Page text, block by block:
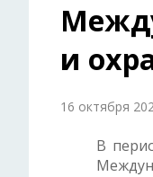
и
16 октября
В